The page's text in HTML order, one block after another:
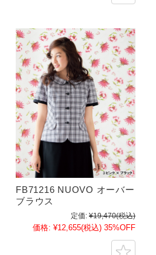
FB71216 NUOVO オーバー
ブラウス
定価: ¥19,470(税込)
価格: ¥12,655(税込) 35%OFF